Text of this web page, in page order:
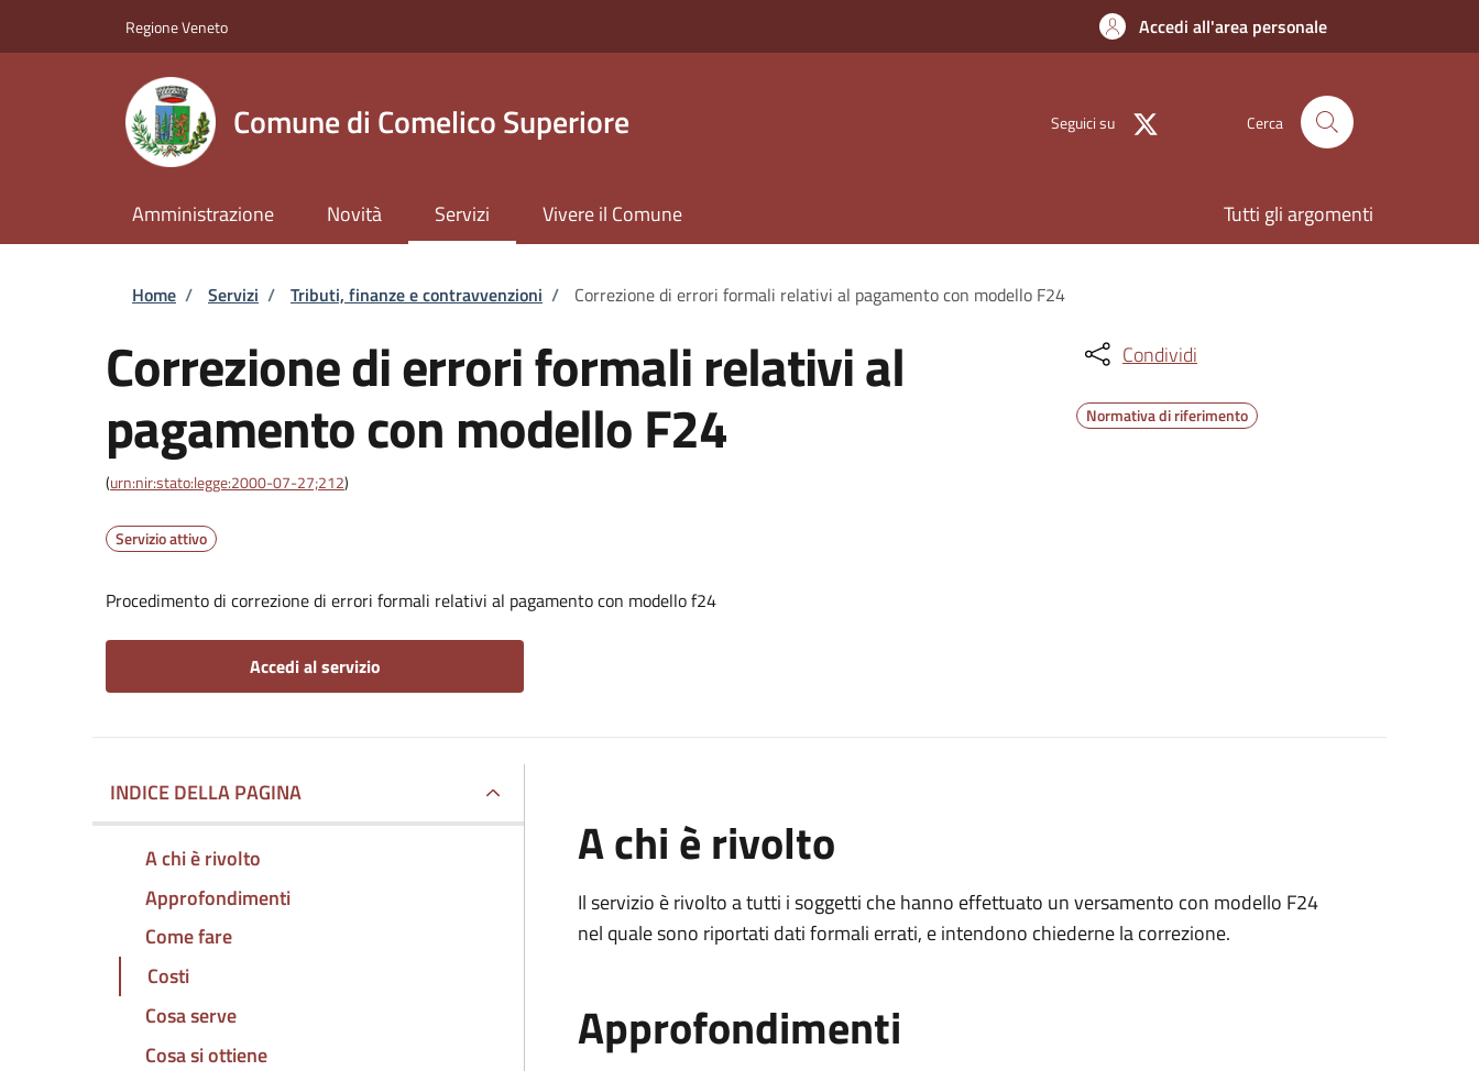
Regione Veneto Accedi all'area personale
Comune di Comelico Superiore Seguici su Cerca
Amministrazione Novità Servizi Vivere il Comune Tutti gli argomenti
Briciole di pane
Home / Servizi / Tributi, finanze e contravvenzioni / Correzione di errori formali relativi al pagamento con modello F24
Correzione di errori formali relativi al
pagamento con modello F24
(urn:nir:stato:legge:2000-07-27;212)
Servizio attivo
Procedimento di correzione di errori formali relativi al pagamento con modello f24
Accedi al servizio
Condividi
Normativa di riferimento
INDICE DELLA PAGINA
A chi è rivolto
Approfondimenti
Come fare
Costi
Cosa serve
Cosa si ottiene
A chi è rivolto
Il servizio è rivolto a tutti i soggetti che hanno effettuato un versamento con modello F24
nel quale sono riportati dati formali errati, e intendono chiederne la correzione.
Approfondimenti